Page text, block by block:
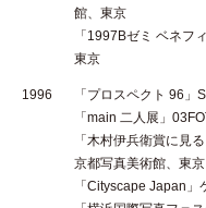
館、東京
「1997Bゼミ ベネフ
東京
1996
「プロスペクト 96
「main 二人展」
「木村伊兵衛賞に見
京都写真美術館、東
「Cityscape Japan